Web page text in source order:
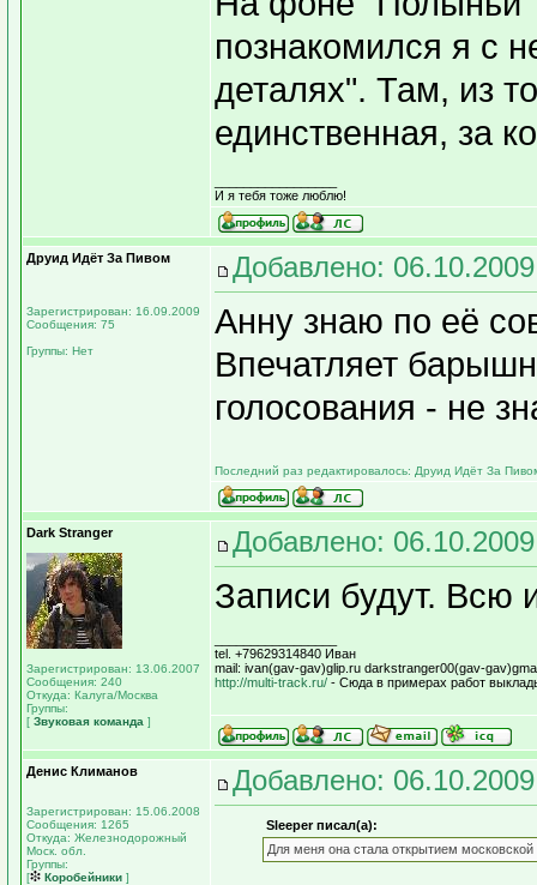
познакомился я с
деталях". Там, из
единственная, за
И я тебя тоже люблю!
Друид Идёт За Пивом
Зарегистрирован: 16.09.2009
Сообщения: 75
Группы: Нет
Добавлено:
Анну знаю по её
Впечатляет
голосования - не
Последний раз редактировалось: Друид Идёт За
Dark Stranger
Зарегистрирован: 13.06.2007
Сообщения: 240
Откуда: Калуга/Москва
Группы:
[ Звуковая команда ]
Добавлено:
Записи будут.
tel. +79629314840 Иван
mail: ivan(gav-gav)glip.ru darkstranger00(gav-
http://multi-track.ru/ - Сюда в примерах работ
Денис Климанов
Зарегистрирован: 15.06.2008
Сообщения: 1265
Откуда: Железнодорожный
Моск. обл.
Группы:
[
Коробейники ]
Добавлено:
Sleeper писал(а):
Для меня она стала открытием